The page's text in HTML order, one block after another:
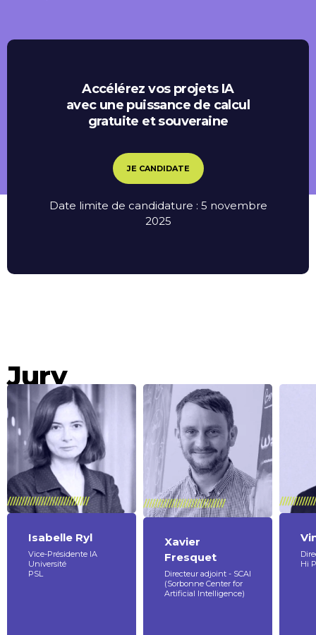
Accélérez vos projets IA
avec une puissance de calcul
gratuite et souveraine
JE CANDIDATE
Date limite de candidature : 5 novembre
2025
Jury
Isabelle Ryl
Vice-Présidente IA
Université
PSL
Xavier
Fresquet
Directeur adjoint - SCAI
(Sorbonne Center for
Artificial Intelligence)
Hi